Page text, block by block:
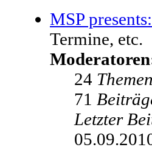
MSP
Termine, etc.
24
71
Letzter